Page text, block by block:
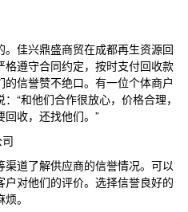
佳兴鼎盛商贸在成都再生资源回
遵守合同约定，按时支付回收款
信誉赞不绝口。有一位个体商户
“和他们合作很放心，价格合理，
收，还找他们。”
渠道了解供应商的信誉情况。可以
对他们的评价。选择信誉良好的
。